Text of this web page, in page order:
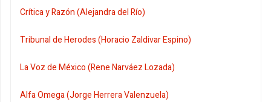
Crítica y Razón (Alejandra del Río)
Tribunal de Herodes (Horacio Zaldivar Espino)
La Voz de México (Rene Narváez Lozada)
Alfa Omega (Jorge Herrera Valenzuela)